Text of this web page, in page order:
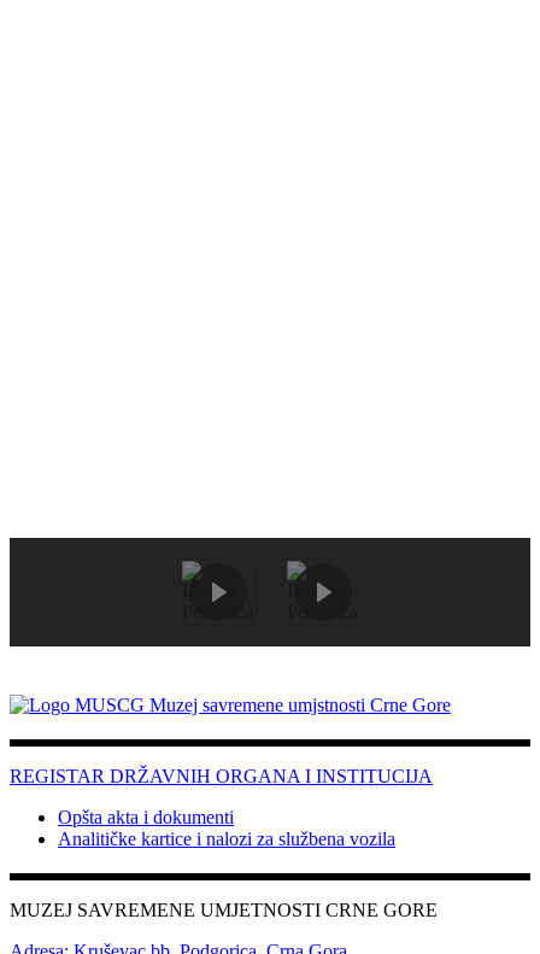
REGISTAR DRŽAVNIH ORGANA I INSTITUCIJA
Opšta akta i dokumenti
Analitičke kartice i nalozi za službena vozila
MUZEJ SAVREMENE UMJETNOSTI CRNE GORE